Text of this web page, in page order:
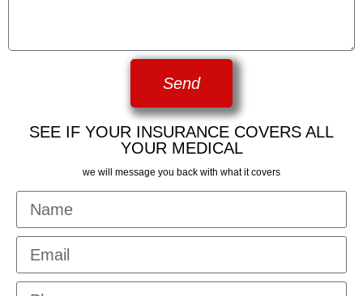
Send
SEE IF YOUR INSURANCE COVERS ALL
YOUR MEDICAL
we will message you back with what it covers